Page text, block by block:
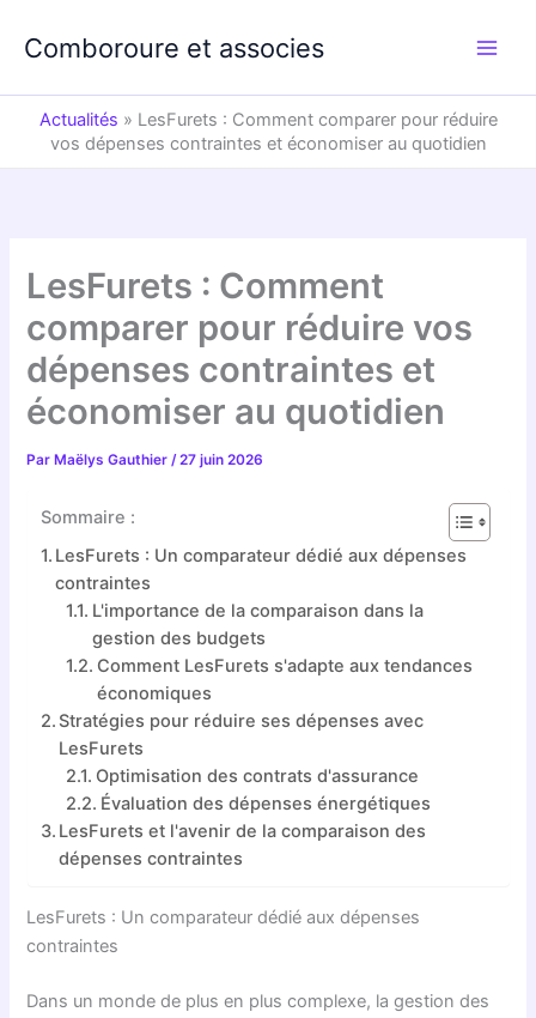
Comboroure et associes
Actualités » LesFurets : Comment comparer pour réduire
vos dépenses contraintes et économiser au quotidien
LesFurets : Comment
comparer pour réduire vos
dépenses contraintes et
économiser au quotidien
Par Maëlys Gauthier/27 juin 2026
Sommaire :
LesFurets : Un comparateur dédié aux dépenses
contraintes
L'importance de la comparaison dans la
gestion des budgets
Comment LesFurets s'adapte aux tendances
économiques
Stratégies pour réduire ses dépenses avec
LesFurets
Optimisation des contrats d'assurance
Évaluation des dépenses énergétiques
LesFurets et l'avenir de la comparaison des
dépenses contraintes
LesFurets : Un comparateur dédié aux dépenses
contraintes
Dans un monde de plus en plus complexe, la gestion des